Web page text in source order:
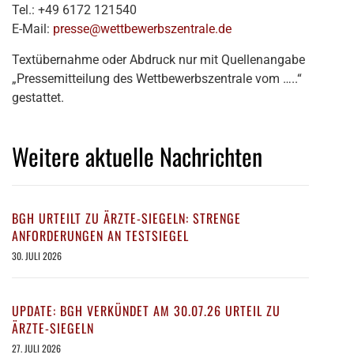
Tel.: +49 6172 121540
E-Mail: presse@wettbewerbszentrale.de
Textübernahme oder Abdruck nur mit Quellenangabe
„Pressemitteilung des Wettbewerbszentrale vom …..“
gestattet.
Weitere aktuelle Nachrichten
BGH URTEILT ZU ÄRZTE-SIEGELN: STRENGE
ANFORDERUNGEN AN TESTSIEGEL
30. JULI 2026
UPDATE: BGH VERKÜNDET AM 30.07.26 URTEIL ZU
ÄRZTE-SIEGELN
27. JULI 2026